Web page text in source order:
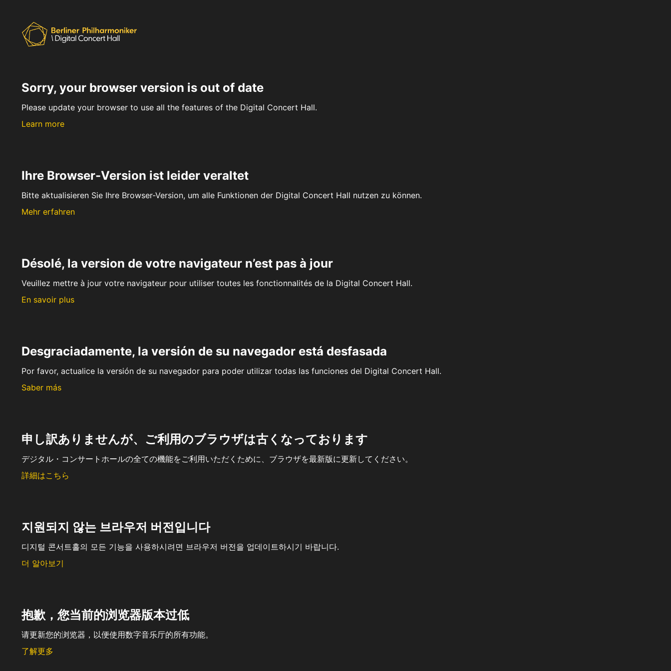
Sorry, your browser version is out of date
Please update your browser to use all the features of the Digital Concert Hall.
Learn more
Ihre Browser-Version ist leider veraltet
Bitte aktualisieren Sie Ihre Browser-Version, um alle Funktionen der Digital Concert Hall nutzen zu können.
Mehr erfahren
Désolé, la version de votre navigateur n’est pas à jour
Veuillez mettre à jour votre navigateur pour utiliser toutes les fonctionnalités de la Digital Concert Hall.
En savoir plus
Desgraciadamente, la versión de su navegador está desfasada
Por favor, actualice la versión de su navegador para poder utilizar todas las funciones del Digital Concert Hall.
Saber más
申し訳ありませんが、ご利用のブラウザは古くなっております
デジタル・コンサートホールの全ての機能をご利用いただくために、ブラウザを最新版に更新してください。
詳細はこちら
지원되지 않는 브라우저 버전입니다
디지털 콘서트홀의 모든 기능을 사용하시려면 브라우저 버전을 업데이트하시기 바랍니다.
더 알아보기
抱歉，您当前的浏览器版本过低
请更新您的浏览器，以便使用数字音乐厅的所有功能。
了解更多